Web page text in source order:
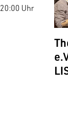
20:00 Uhr